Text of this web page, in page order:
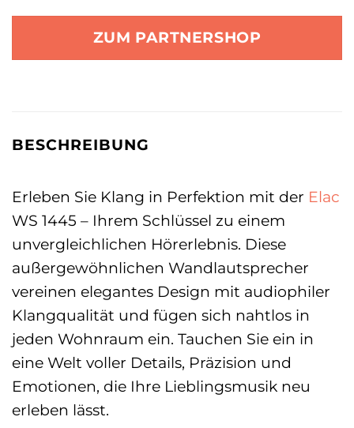
ZUM PARTNERSHOP
BESCHREIBUNG
Erleben Sie Klang in Perfektion mit der Elac
WS 1445 – Ihrem Schlüssel zu einem
unvergleichlichen Hörerlebnis. Diese
außergewöhnlichen Wandlautsprecher
vereinen elegantes Design mit audiophiler
Klangqualität und fügen sich nahtlos in
jeden Wohnraum ein. Tauchen Sie ein in
eine Welt voller Details, Präzision und
Emotionen, die Ihre Lieblingsmusik neu
erleben lässt.